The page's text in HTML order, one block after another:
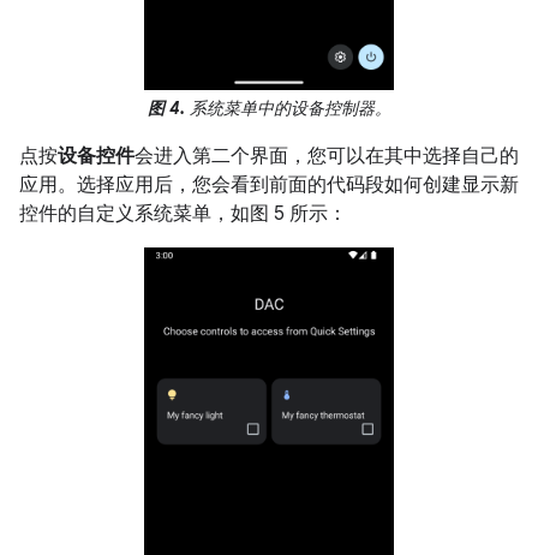
图 4. 系统菜单中的设备控制器。
点按设备控件会进入第二个界面，您可以在其中选择自己的
应用。选择应用后，您会看到前面的代码段如何创建显示新
控件的自定义系统菜单，如图 5 所示：